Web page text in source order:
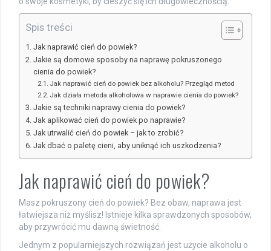
Spis treści
Jak naprawić cień do powiek?
Jakie są domowe sposoby na naprawę pokruszonego
cienia do powiek?
Jak naprawić cień do powiek bez alkoholu? Przegląd metod
Jak działa metoda alkoholowa w naprawie cienia do powiek?
Jakie są techniki naprawy cienia do powiek?
Jak aplikować cień do powiek po naprawie?
Jak utrwalić cień do powiek – jak to zrobić?
Jak dbać o paletę cieni, aby uniknąć ich uszkodzenia?
Jak naprawić cień do powiek?
Masz pokruszony cień do powiek? Bez obaw, naprawa jest
łatwiejsza niż myślisz! Istnieje kilka sprawdzonych sposobów,
aby przywrócić mu dawną świetność.
Jednym z popularniejszych rozwiązań jest użycie alkoholu o